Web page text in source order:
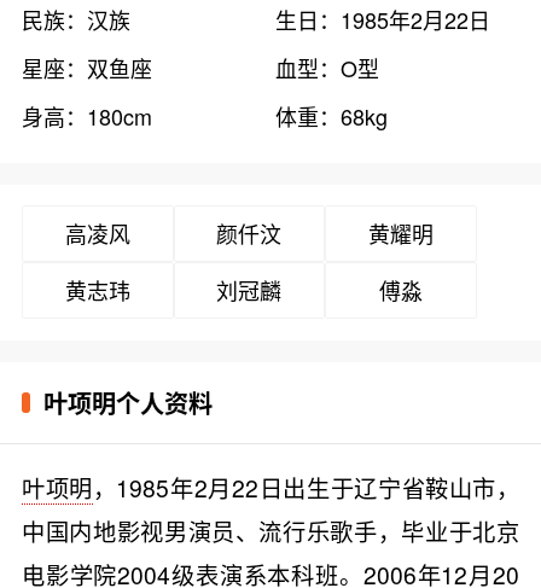
民族：汉族
生日：1985年2月22日
星座：双鱼座
血型：O型
身高：180cm
体重：68kg
高凌风 颜仟汶
黄耀明
黄志玮
刘冠麟 傅淼
叶项明个人资料
叶项明，1985年2月22日出生于辽宁省鞍山市，
中国内地影视男演员、流行乐歌手，毕业于北京
电影学院2004级表演系本科班。2006年12月20